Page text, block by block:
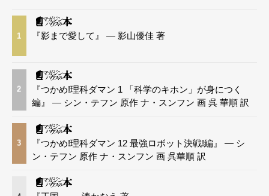
1 『影まで愛して』 — 影山優佳 著
2
『つかめ!理科ダマン 1 「科学のキホン」が身につく
編』 — シン・テフン 原作 ナ・スンフン 画 呉 華順 訳
3
『つかめ!理科ダマン 12 最強ロボット決戦!編』 — シ
ン・テフン 原作 ナ・スンフン 画 呉華順 訳